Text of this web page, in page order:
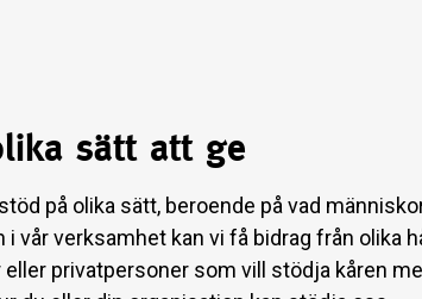
sätt att ge
på olika sätt, beroende på vad
i vår verksamhet kan vi få bidrag från olika
privatpersoner som vill stödja kåren